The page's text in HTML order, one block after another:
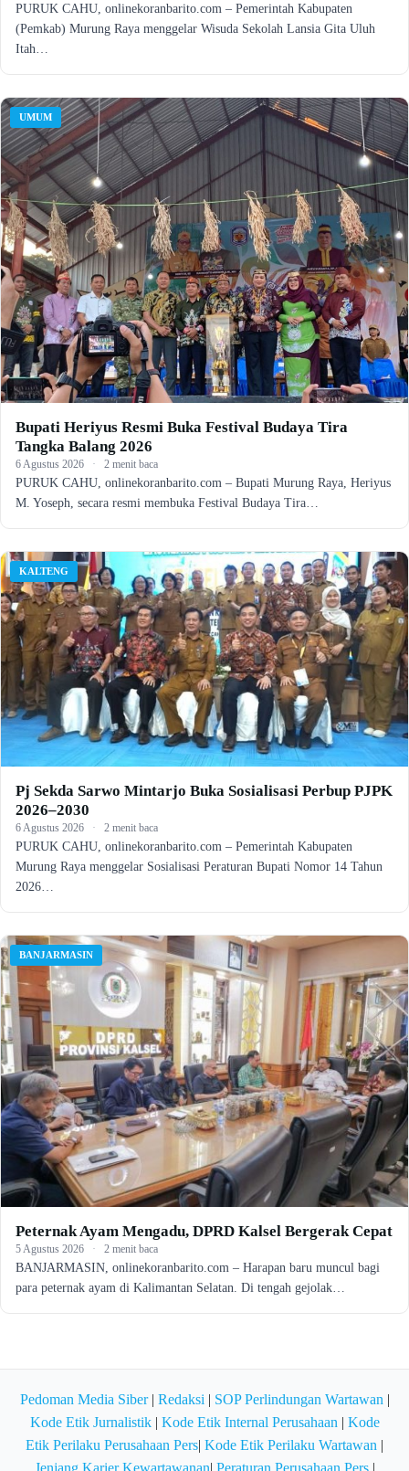
PURUK CAHU, onlinekoranbarito.com – Pemerintah Kabupaten
(Pemkab) Murung Raya menggelar Wisuda Sekolah Lansia Gita Uluh
Itah…
UMUM
Bupati Heriyus Resmi Buka Festival Budaya Tira
Tangka Balang 2026
6 Agustus 2026 · 2 menit baca
PURUK CAHU, onlinekoranbarito.com – Bupati Murung Raya, Heriyus
M. Yoseph, secara resmi membuka Festival Budaya Tira…
KALTENG
Pj Sekda Sarwo Mintarjo Buka Sosialisasi Perbup PJPK
2026–2030
6 Agustus 2026 · 2 menit baca
PURUK CAHU, onlinekoranbarito.com – Pemerintah Kabupaten
Murung Raya menggelar Sosialisasi Peraturan Bupati Nomor 14 Tahun
2026…
BANJARMASIN
Peternak Ayam Mengadu, DPRD Kalsel Bergerak Cepat
5 Agustus 2026 · 2 menit baca
BANJARMASIN, onlinekoranbarito.com – Harapan baru muncul bagi
para peternak ayam di Kalimantan Selatan. Di tengah gejolak…
Pedoman Media Siber| Redaksi | SOP Perlindungan Wartawan |
Kode Etik Jurnalistik| Kode Etik Internal Perusahaan | Kode
Etik Perilaku Perusahaan Pers| Kode Etik Perilaku Wartawan |